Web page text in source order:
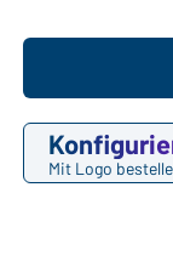
Mit Logo